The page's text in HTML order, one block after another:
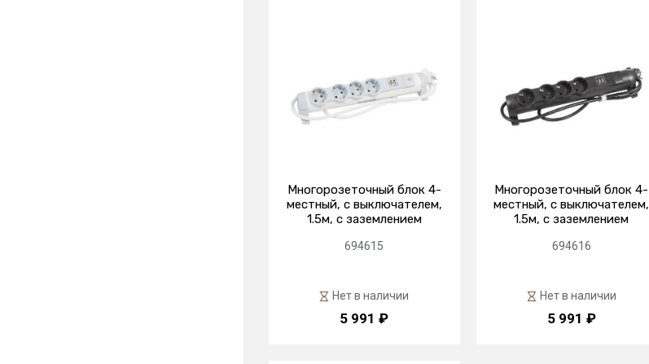
Многорозеточный блок 4-
местный, с выключателем,
1.5м, с заземлением
694615
Нет в наличии
5 991 ₽
Многорозеточный блок 4-
местный, с выключателем,
1.5м, с заземлением
694616
Нет в наличии
5 991 ₽